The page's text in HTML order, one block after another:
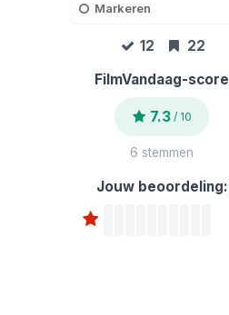
Markeren
12
22
FilmVandaag-score
7.3/ 10
6 stemmen
Jouw beoordeling: